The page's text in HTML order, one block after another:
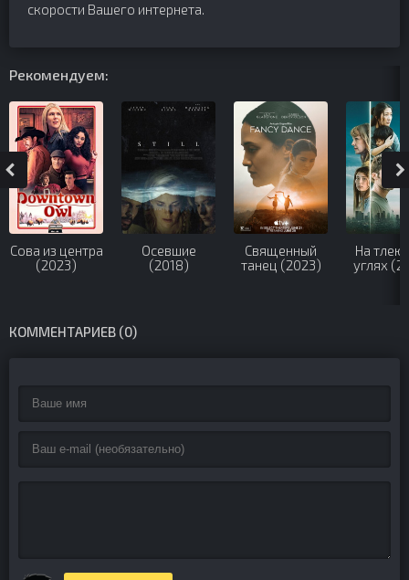
скорости Вашего интернета.
Рекомендуем:
Сова из центра
(2023)
Осевшие
(2018)
Священный
танец (2023)
На
углях
КОММЕНТАРИЕВ (0)